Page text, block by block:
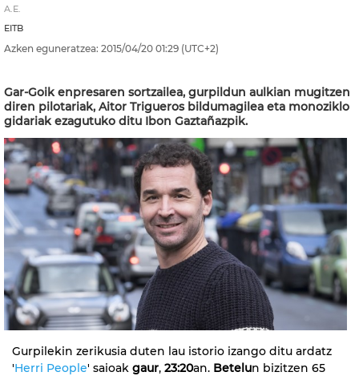
A.E.
EITB
Azken eguneratzea: 2015/04/20 01:29 (UTC+2)
Gar-Goik enpresaren sortzailea, gurpildun aulkian mugitzen
diren pilotariak, Aitor Trigueros bildumagilea eta monoziklo
gidariak ezagutuko ditu Ibon Gaztañazpik.
Gurpilekin zerikusia duten lau istorio izango ditu ardatz
'Herri People' saioak gaur, 23:20an. Betelun bizitzen 65